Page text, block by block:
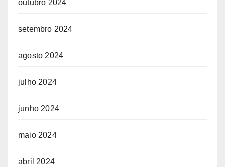
outubro 2024
setembro 2024
agosto 2024
julho 2024
junho 2024
maio 2024
abril 2024